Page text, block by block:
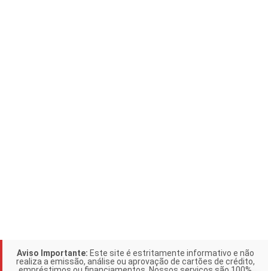
Aviso Importante: Este site é estritamente informativo e não
realiza a emissão, análise ou aprovação de cartões de crédito,